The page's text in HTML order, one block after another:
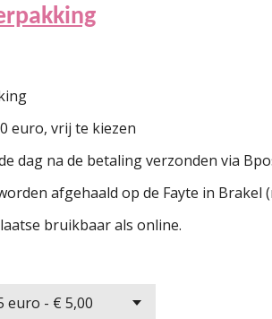
euro, vrij te kiezen
dag na de betaling verzonden via
afgehaald op de Fayte in Brakel
bruikbaar als online.